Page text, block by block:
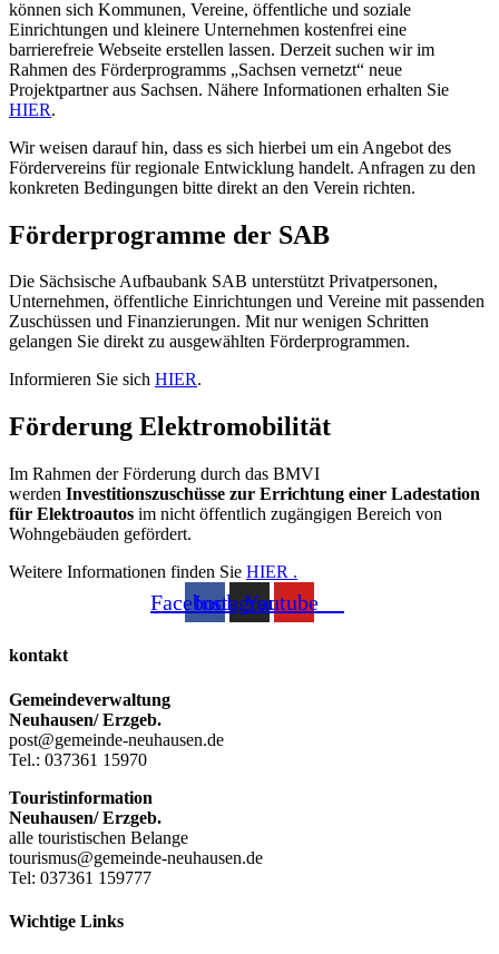
können sich Kommunen, Vereine, öffentliche und soziale
Einrichtungen und kleinere Unternehmen kostenfrei eine
barrierefreie Webseite erstellen lassen. Derzeit suchen wir im
Rahmen des Förderprogramms „Sachsen vernetzt“ neue
Projektpartner aus Sachsen. Nähere Informationen erhalten Sie
HIER.
Wir weisen darauf hin, dass es sich hierbei um ein Angebot des
Fördervereins für regionale Entwicklung handelt. Anfragen zu den
konkreten Bedingungen bitte direkt an den Verein richten.
Förderprogramme der SAB
Die Sächsische Aufbaubank SAB unterstützt Privatpersonen,
Unternehmen, öffentliche Einrichtungen und Vereine mit passenden
Zuschüssen und Finanzierungen. Mit nur wenigen Schritten
gelangen Sie direkt zu ausgewählten Förderprogrammen.
Informieren Sie sich HIER.
Förderung Elektromobilität
Im Rahmen der Förderung durch das BMVI
werden Investitionszuschüsse zur Errichtung einer Ladestation
für Elektroautos im nicht öffentlich zugängigen Bereich von
Wohngebäuden gefördert.
Weitere Informationen finden Sie HIER .
FacebookInstagram
Youtube
kontakt
Gemeindeverwaltung
Neuhausen/ Erzgeb.
post@gemeinde-neuhausen.de
Tel.: 037361 15970
Touristinformation
Neuhausen/ Erzgeb.
alle touristischen Belange
tourismus@gemeinde-neuhausen.de
Tel: 037361 159777
Wichtige Links